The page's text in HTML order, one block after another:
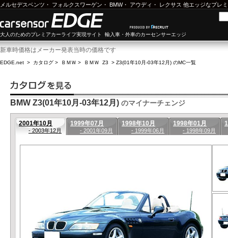
メルセデスベンツ ・ フォルクスワーゲン ・ BMW・ アウディ ・ レクサス 他エッジなプレ
大人のためのプレミアカーライフ実現サイト 輸入車・外車のカーセンサーエッジ
新車時価格はメーカー発表当時の価格です
EDGE.net > カタログ > ＢＭＷ > ＢＭＷ Z3 > Z3(01年10月-03年12月) のMC一覧
BMW Z3(01年10月-03年12月) のマイナーチェンジ
2001年10月
- 2003年12月
1999年07月
- 2001年09月
1998年10月
- 1999年06月
1998年01月
- 1998年09月